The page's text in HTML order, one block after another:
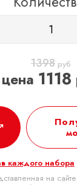
1398 руб
цена 1118
каждого набора
на